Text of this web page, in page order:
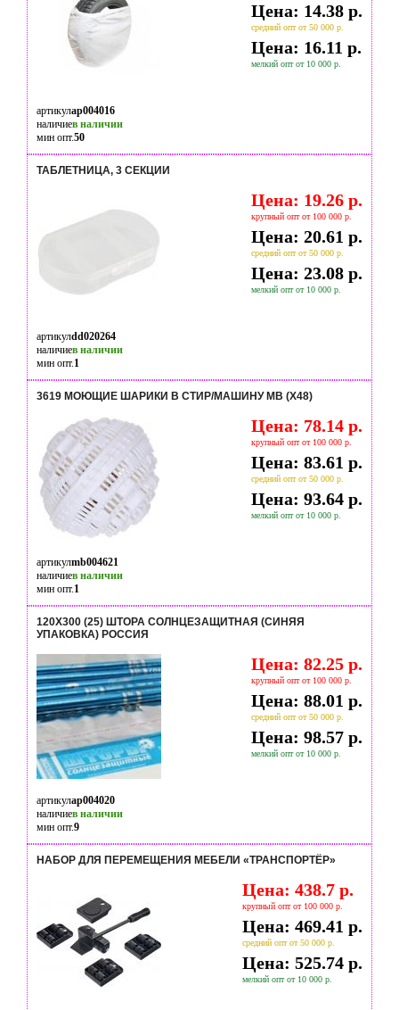
Цена: 14.38 р.
средний опт от 50 000 р.
Цена: 16.11 р.
мелкий опт от 10 000 р.
артикулap004016
наличиев наличии
мин опт.50
ТАБЛЕТНИЦА, 3 СЕКЦИИ
Цена: 19.26 р.
крупный опт от 100 000 р.
Цена: 20.61 р.
средний опт от 50 000 р.
Цена: 23.08 р.
мелкий опт от 10 000 р.
артикулdd020264
наличиев наличии
мин опт.1
3619 МОЮЩИЕ ШАРИКИ В СТИР/МАШИНУ MB (Х48)
Цена: 78.14 р.
крупный опт от 100 000 р.
Цена: 83.61 р.
средний опт от 50 000 р.
Цена: 93.64 р.
мелкий опт от 10 000 р.
артикулmb004621
наличиев наличии
мин опт.1
120Х300 (25) ШТОРА СОЛНЦЕЗАЩИТНАЯ (СИНЯЯ
УПАКОВКА) РОССИЯ
Цена: 82.25 р.
крупный опт от 100 000 р.
Цена: 88.01 р.
средний опт от 50 000 р.
Цена: 98.57 р.
мелкий опт от 10 000 р.
артикулap004020
наличиев наличии
мин опт.9
НАБОР ДЛЯ ПЕРЕМЕЩЕНИЯ МЕБЕЛИ «ТРАНСПОРТЁР»
Цена: 438.7 р.
крупный опт от 100 000 р.
Цена: 469.41 р.
средний опт от 50 000 р.
Цена: 525.74 р.
мелкий опт от 10 000 р.